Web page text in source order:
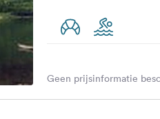
Geen prijsinformatie